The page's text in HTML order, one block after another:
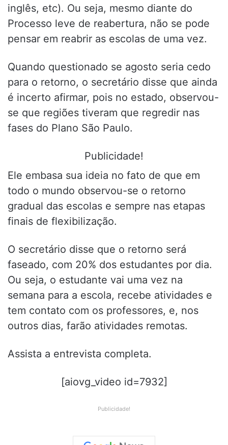
inglês, etc). Ou seja, mesmo diante do
Processo leve de reabertura, não se pode
pensar em reabrir as escolas de uma vez.
Quando questionado se agosto seria cedo
para o retorno, o secretário disse que ainda
é incerto afirmar, pois no estado, observou-
se que regiões tiveram que regredir nas
fases do Plano São Paulo.
Publicidade!
Ele embasa sua ideia no fato de que em
todo o mundo observou-se o retorno
gradual das escolas e sempre nas etapas
finais de flexibilização.
O secretário disse que o retorno será
faseado, com 20% dos estudantes por dia.
Ou seja, o estudante vai uma vez na
semana para a escola, recebe atividades e
tem contato com os professores, e, nos
outros dias, farão atividades remotas.
Assista a entrevista completa.
[aiovg_video id=7932]
Publicidade!